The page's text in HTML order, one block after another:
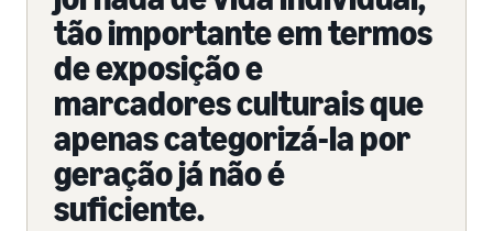
tão importante em termos
de exposição e
marcadores culturais que
apenas categorizá-la por
geração já não é
suficiente.